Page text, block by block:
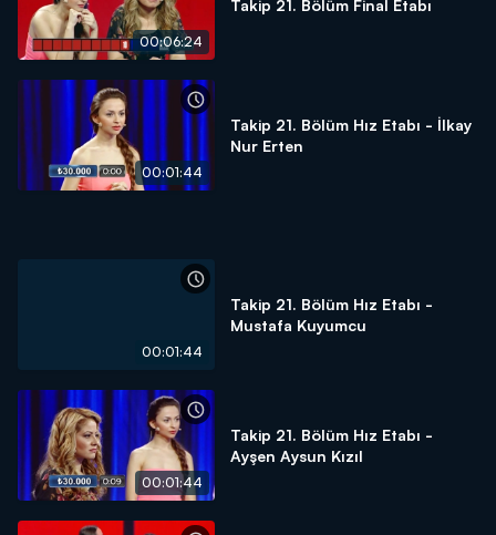
00:06:24
Takip 21. Bölüm Final Etabı
00:01:44
Takip 21. Bölüm Hız Etabı - İlkay
Nur Erten
00:01:44
Takip 21. Bölüm Hız Etabı -
Mustafa Kuyumcu
00:01:44
Takip 21. Bölüm Hız Etabı -
Ayşen Aysun Kızıl